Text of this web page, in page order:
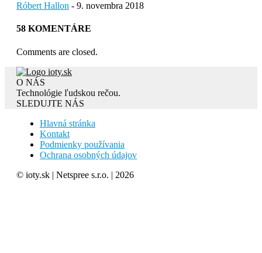
Róbert Hallon - 9. novembra 2018
58 KOMENTÁRE
Comments are closed.
O NÁS
Technológie ľudskou rečou.
SLEDUJTE NÁS
Hlavná stránka
Kontakt
Podmienky používania
Ochrana osobných údajov
© ioty.sk | Netspree s.r.o. | 2026